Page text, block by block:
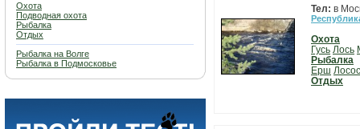
Охота
Подводная охота
Рыбалка
Отдых
Рыбалка на Волге
Рыбалка в Подмосковье
Тел: в
Охота
Гусь Лось
Рыбалка
Ерш
Отдых